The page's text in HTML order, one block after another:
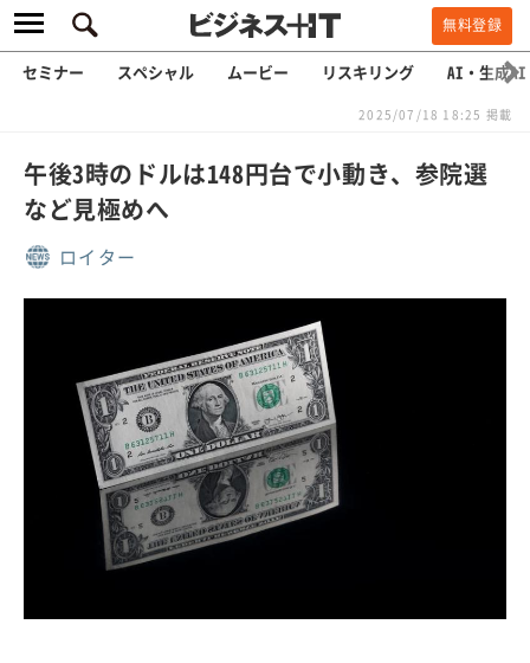
無料登録
セミナー スペシャル ムービー リスキリング AI・生成AI
2025/07/18 18:25 掲載
午後3時のドルは148円台で小動き、参院選
など見極めへ
ロイター